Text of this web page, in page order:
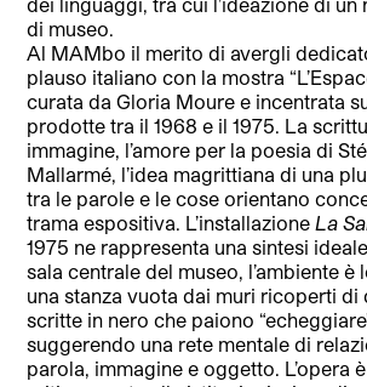
di museo.
Al MAMbo il merito di avergli
plauso italiano con la mostra
curata da Gloria Moure e incentrata
prodotte tra il 1968 e il 1975. La
immagine, l’amore per la poesia di
Mallarmé, l’idea magrittiana di una
tra le parole e le cose orientano
trama espositiva. L’installazioneLa
1975 ne rappresenta una sintesi
sala centrale del museo, l’ambiente è
una stanza vuota dai muri ricoperti di
scritte in nero che paiono
suggerendo una rete mentale di
parola, immagine e oggetto. L’opera